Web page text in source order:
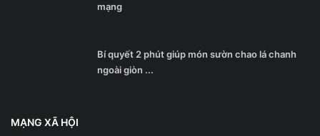
mạng
Bí quyết 2 phút giúp món sườn chao lá chanh
ngoài giòn ...
MẠNG XÃ HỘI